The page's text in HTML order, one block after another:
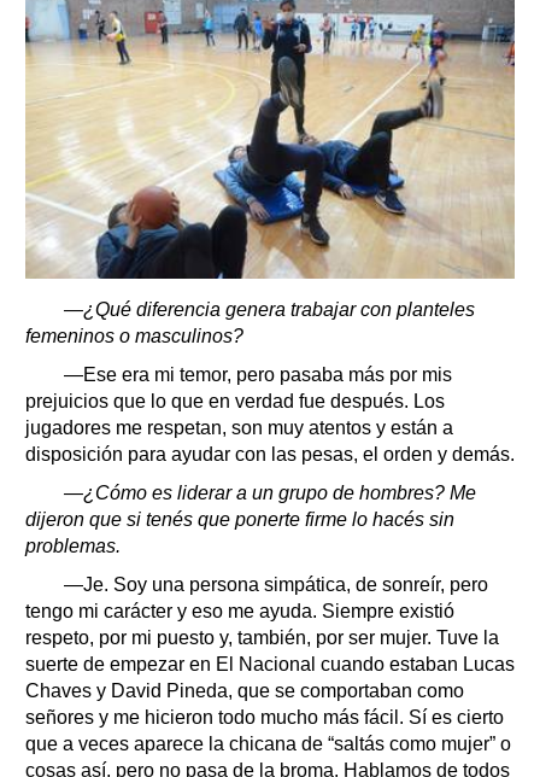
—¿Qué diferencia genera trabajar con planteles
femeninos o masculinos?
—Ese era mi temor, pero pasaba más por mis
prejuicios que lo que en verdad fue después. Los
jugadores me respetan, son muy atentos y están a
disposición para ayudar con las pesas, el orden y demás.
—¿Cómo es liderar a un grupo de hombres? Me
dijeron que si tenés que ponerte firme lo hacés sin
problemas.
—Je. Soy una persona simpática, de sonreír, pero
tengo mi carácter y eso me ayuda. Siempre existió
respeto, por mi puesto y, también, por ser mujer. Tuve la
suerte de empezar en El Nacional cuando estaban Lucas
Chaves y David Pineda, que se comportaban como
señores y me hicieron todo mucho más fácil. Sí es cierto
que a veces aparece la chicana de “saltás como mujer” o
cosas así, pero no pasa de la broma. Hablamos de todos